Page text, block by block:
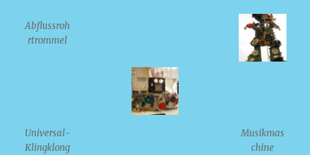
Abflussroh
rtrommel
Universal-
Klingklong
Musikmas
chine